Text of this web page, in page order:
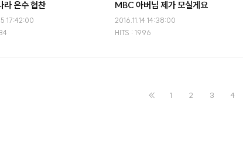
라 은수 협찬
17:42:00
MBC 아버님 제가 모실게요
2016.11.14 14:38:00
HITS : 1996
<<
1 2 3 4